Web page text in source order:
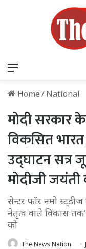
Home/National
मोदी सरकार
विकसित
उद्घाटन सत्र
मोदीजी जयंती
सेन्टर फॉर नमो स्ट्डीज
नेतृत्व वाले विकास तक"
को
The News Nation